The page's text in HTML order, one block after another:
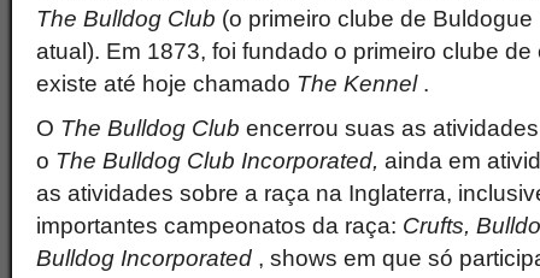
The Bulldog Club (o primeiro clube de
atual). Em 1873, foi fundado o primeiro clube
existe até hoje chamado The Kennel .
O The Bulldog Club encerrou suas as
o The Bulldog Club Incorporated, ainda em
as atividades sobre a raça na Inglaterra,
importantes campeonatos da raça: Crufts,
Bulldog Incorporated , shows em que só